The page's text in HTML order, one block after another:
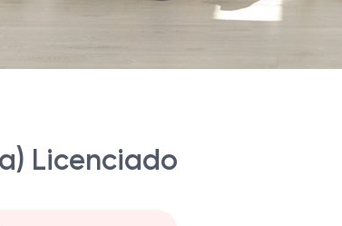
Licenciado